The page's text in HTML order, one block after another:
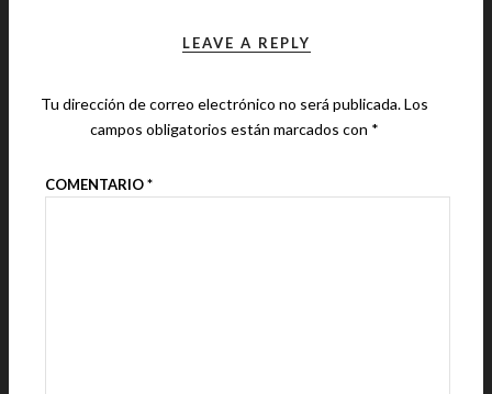
LEAVE A REPLY
Tu dirección de correo electrónico no será publicada.Los
campos obligatorios están marcados con *
COMENTARIO*